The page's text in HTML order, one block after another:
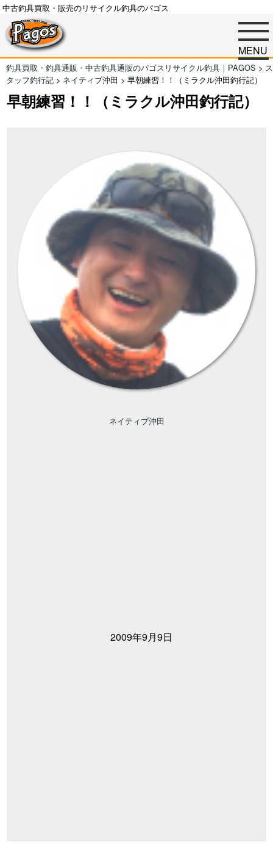
中古釣具買取・販売のリサイクル釣具のパゴス
MENU
釣具買取・釣具通販・中古釣具通販のパゴスリサイクル釣具｜PAGOS > ス
タッフ釣行記 > ネイティブ沖田 > 早朝練習！！（ミラクル沖田釣行記）
早朝練習！！（ミラクル沖田釣行記）
ネイティブ沖田
2009年9月9日